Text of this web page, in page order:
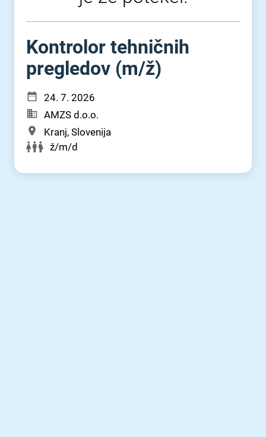
Kontrolor tehničnih
pregledov (m⁠/⁠ž)
24. 7. 2026
AMZS d.o.o.
Kranj, Slovenija
ž/m/d